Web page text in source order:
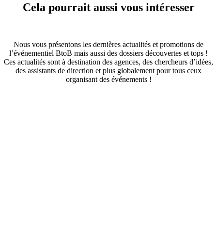
Cela pourrait aussi vous intéresser
Nous vous présentons les dernières actualités et promotions de
l’événementiel BtoB mais aussi des dossiers découvertes et tops !
Ces actualités sont à destination des agences, des chercheurs d’idées,
des assistants de direction et plus globalement pour tous ceux
organisant des événements !